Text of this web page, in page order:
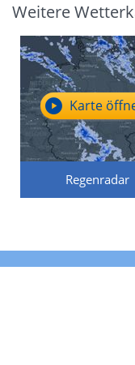
Weitere
Regenradar
Karte